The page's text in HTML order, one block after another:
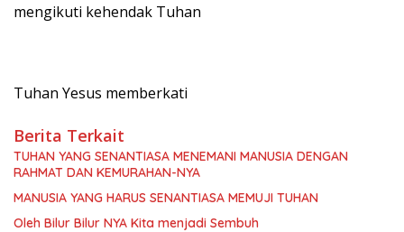
mengikuti kehendak Tuhan
Tuhan Yesus memberkati
Berita Terkait
TUHAN YANG SENANTIASA MENEMANI MANUSIA DENGAN
RAHMAT DAN KEMURAHAN-NYA
MANUSIA YANG HARUS SENANTIASA MEMUJI TUHAN
Oleh Bilur Bilur NYA Kita menjadi Sembuh